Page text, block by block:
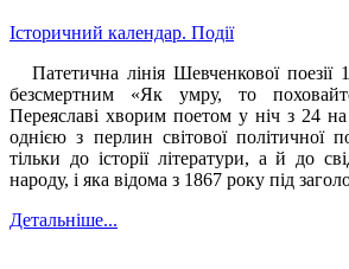
Історичний календар. Події
Патетична лінія Шевченкової поезії
безсмертним «Як умру, то
Переяславі хворим поетом у ніч з 24
однією з перлин світової політичної
тільки до історії літератури, а й до
народу, і яка відома з 1867 року під
Детальніше...